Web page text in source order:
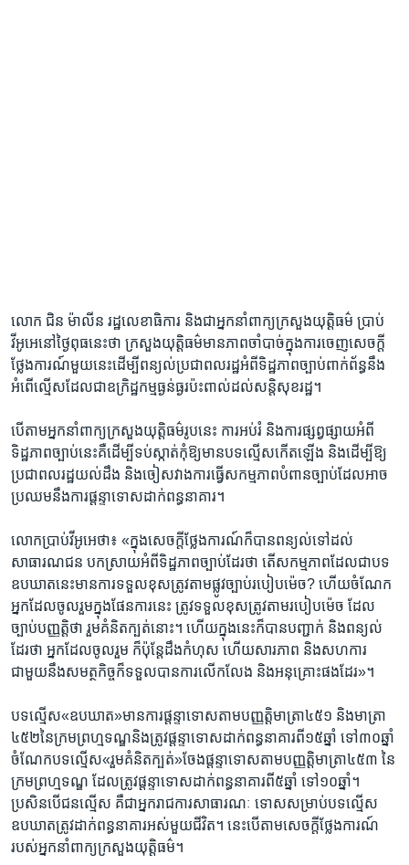
លោក ​ជិន ម៉ាលីន ​រដ្ឋ​លេខាធិការ ​និង​ជា​អ្នក​នាំពាក្យ​ក្រសួង​យុត្តិធម៌ ​ប្រាប់​
វីអូអេ​នៅ​ថ្ងៃ​ពុធ​នេះ​ថា​ ក្រសួង​យុត្តិធម៌​មាន​ភាព​ចាំបាច់​ក្នុង​ការ​ចេញ​សេចក្តី​
ថ្លែង​ការណ៍​មួយ​នេះ​ដើម្បី​ពន្យល់​ប្រជា​ពលរដ្ឋ​អំពី​ទិដ្ឋភាព​ច្បាប់​ពាក់​ព័ន្ធ​នឹង​
អំពើ​ល្មើស​ដែល​ជា​ឧក្រិដ្ឋ​កម្ម​ធ្ងន់ធ្ងរ​ប៉ះពាល់​ដល់​សន្តិសុខ​រដ្ឋ។​
បើ​តាម​អ្នក​នាំពាក្យ​ក្រសួង​យុត្តិធម៌​រូប​នេះ ការ​អប់រំ ​និង​ការ​ផ្សព្វ​ផ្សាយ​អំពី​
ទិដ្ឋភាព​ច្បាប់​នេះ​គឺ​ដើម្បី​ទប់ស្កាត់​កុំ​ឱ្យ​មាន​បទល្មើស​កើត​ឡើង ​និង​ដើម្បី​ឱ្យ​
ប្រជា​ពលរដ្ឋ​យល់​ដឹង​ ​និង​ចៀស​វាង​ការ​ធ្វើ​សកម្ម​ភាព​បំពាន​ច្បាប់​ដែល​អាច​
ប្រឈម​នឹង​ការ​ផ្តន្ទា​ទោស​ដាក់​ពន្ធនាគារ។​
លោក​ប្រាប់​វីអូអេ​ថា៖ ​«ក្នុង​សេចក្តី​ថ្លែង​ការណ៍​ក៏​បាន​ពន្យល់​ទៅ​ដល់​
សាធារណ​ជន​ បក​ស្រាយ​អំពី​ទិដ្ឋ​ភាព​ច្បាប់​ដែរ​ថា​ តើ​សកម្ម​ភាព​ដែល​ជា​បទ​
ឧបឃាត​នេះ​មាន​ការ​ទទួល​ខុស​ត្រូវ​តាម​ផ្លូវ​ច្បាប់​របៀប​ម៉េច?​ ហើយ​ចំណែក​
អ្នក​ដែល​ចូល​រួម​ក្នុង​ផែនការ​នេះ ​ត្រូវ​ទទួល​ខុស​ត្រូវ​តាម​របៀប​ម៉េច​ ដែល​
ច្បាប់​បញ្ញត្តិ​ថា​ រួម​គំនិត​ក្បត់​នោះ។​ ហើយ​ក្នុង​នេះ​ក៏​បាន​បញ្ជាក់ ​និង​ពន្យល់​
ដែរ​ថា ​អ្នក​ដែល​ចូលរួម​ ក៏​ប៉ុន្តែ​ដឹង​កំហុស​ ហើយ​សារ​ភាព ​និង​សហការ​
ជាមួយ​នឹង​សមត្ថ​កិច្ច​ក៏​ទទួល​បាន​ការ​លើក​លែង ​និង​អនុគ្រោះ​ផង​ដែរ»។​
បទ​ល្មើស​«ឧប​ឃាត»​មានការ​ផ្តន្ទា​ទោស​តាម​បញ្ញត្តិ​មាត្រា​៤៥១ ​និង​មាត្រា​
៤៥២​នៃ​ក្រម​ព្រហ្មទណ្ឌ​និង​ត្រូវ​ផ្តន្ទា​ទោស​ដាក់​ពន្ធនាគារ​ពី​១៥​ឆ្នាំ ​ទៅ​៣០​ឆ្នាំ ​
ចំណែក​បទល្មើស​«រួម​គំនិត​ក្បត់»​ចែង​ផ្តន្ទាទោស​តាម​បញ្ញត្តិ​មាត្រា​៤៥៣ ​នៃ​
ក្រម​ព្រហ្ម​ទណ្ឌ​ ដែល​ត្រូវ​ផ្តន្ទា​ទោស​ដាក់​ពន្ធនាគារ​ពី​៥​ឆ្នាំ ​ទៅ​១០​ឆ្នាំ។ ​
ប្រសិន​បើ​ជន​ល្មើស ​គឺ​ជា​អ្នក​រាជការ​សាធារណៈ​ ទោស​សម្រាប់​បទ​ល្មើស​
ឧបឃាត​ត្រូវ​ដាក់​ពន្ធនាគារ​អស់​មួយ​ជីវិត។ ​នេះ​បើ​តាម​សេចក្តី​ថ្លែង​ការណ៍​
របស់​អ្នក​នាំ​ពាក្យ​ក្រសួង​យុត្តិធម៌។​